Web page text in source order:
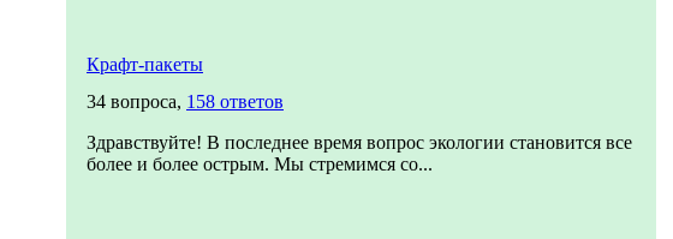
Крафт-пакеты
34 вопроса, 158 ответов
Здравствуйте! В последнее время вопрос экологии становится все
более и более острым. Мы стремимся со...